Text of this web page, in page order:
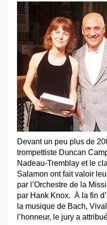
Devant un peu plus de
trompettiste Duncan
Nadeau-Tremblay et le
Salamon ont fait valoir
par l’Orchestre de la
par Hank Knox. À la fin
la musique de Bach,
l’honneur, le jury a